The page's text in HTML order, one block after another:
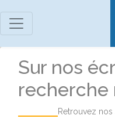
Sur nos
Retrouvez